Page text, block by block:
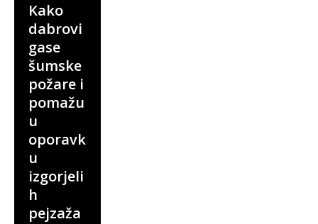
Kako
dabrovi
gase
šumske
požare i
pomažu
u
oporavk
u
izgorjeli
h
pejzaža